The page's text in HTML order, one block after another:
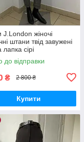
J.London жіночі
штани твід завужені
лапка сірі
до відправки
₴ 2 800 ₴
Купити